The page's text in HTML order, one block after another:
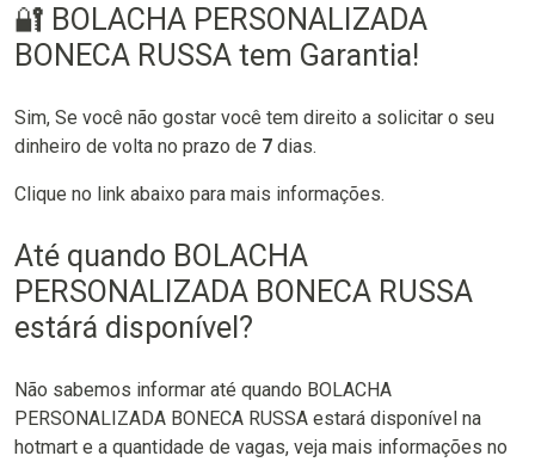
🔐 BOLACHA PERSONALIZADA
BONECA RUSSA tem Garantia!
Sim, Se você não gostar você tem direito a solicitar o seu
dinheiro de volta no prazo de 7 dias.
Clique no link abaixo para mais informações.
Até quando BOLACHA
PERSONALIZADA BONECA RUSSA
estárá disponível?
Não sabemos informar até quando BOLACHA
PERSONALIZADA BONECA RUSSA estará disponível na
hotmart e a quantidade de vagas, veja mais informações no